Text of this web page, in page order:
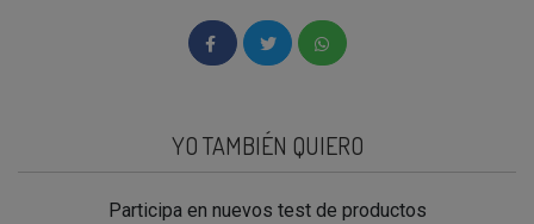
YO TAMBIÉN QUIERO
Participa en nuevos test de productos